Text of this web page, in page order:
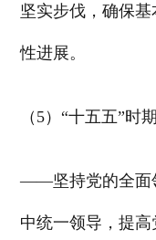
坚实步伐，确保
性进展。
（5）“十五五”时
——坚持党的全面
中统一领导，提